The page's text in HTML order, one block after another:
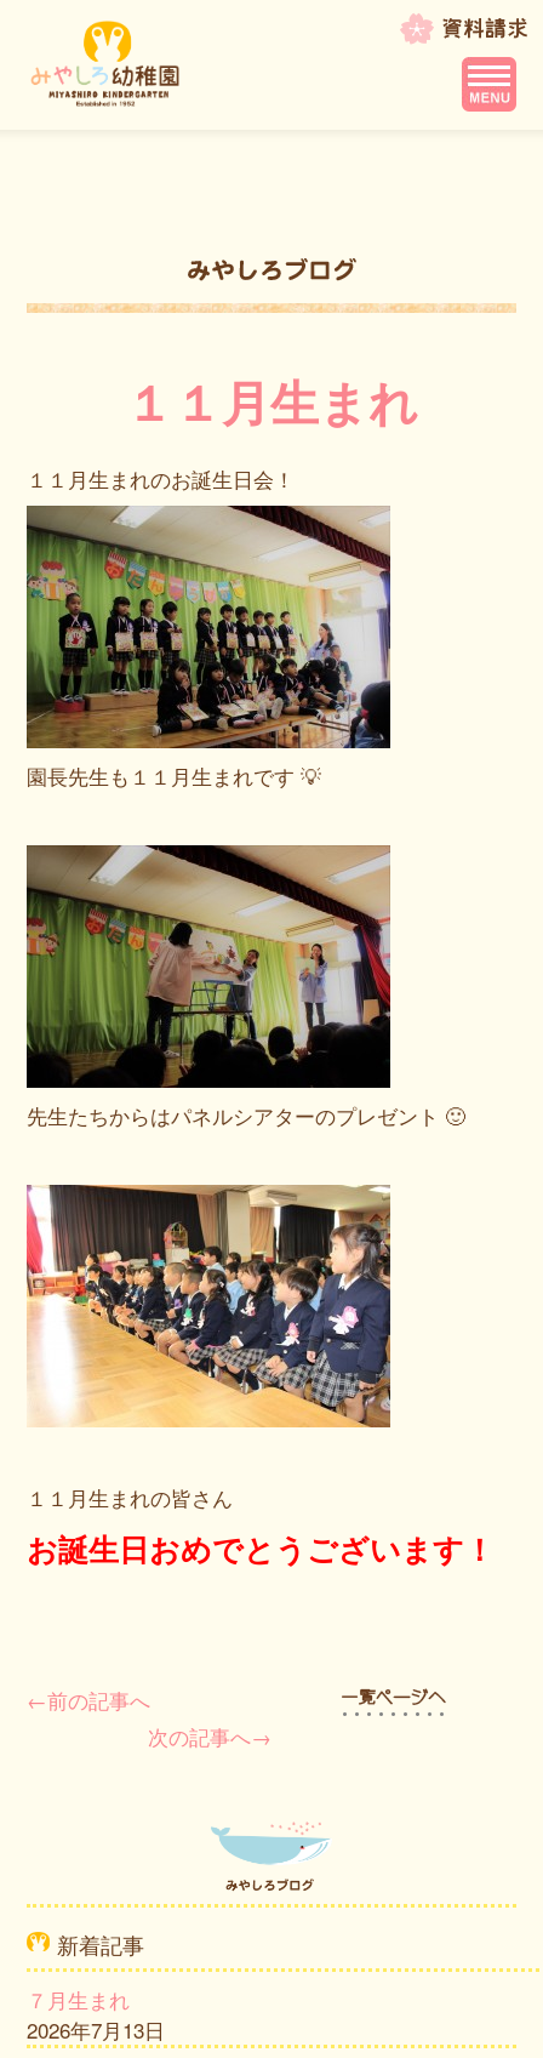
１１月生まれ
１１月生まれのお誕生日会！
園長先生も１１月生まれです 💡
先生たちからはパネルシアターのプレゼント 🙂
１１月生まれの皆さん
お誕生日おめでとうございます！
←前の記事へ
次の記事へ→
新着記事
７月生まれ
2026年7月13日